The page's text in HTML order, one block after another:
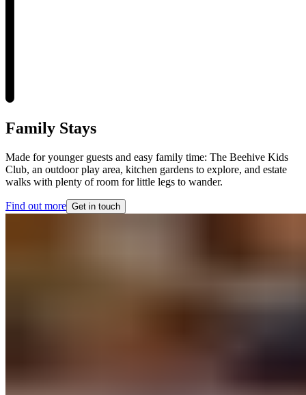
Family Stays​​​​‌ ‍ ​‍​‍‌‍ ‌ ​‍‌‍‍‌‌‍‌ ‌‍‍‌‌‍ ‍​‍​‍​ ‍‍​‍​‍‌ ​ ‌‍​‌‌‍ ‍‌‍‍‌‌ ‌​‌ ‍‌​‍ ‍‌‍‍‌‌‍ ​‍​‍​‍ ​​‍​‍‌‍‍​‌ ​‍‌‍‌‌‌‍‌‍​‍​‍​ ‍‍​‍​‍‌‍‍​‌ ‌​‌ ‌​‌ ​​‌ ​ ​ ‍‍​‍ ​‍ ‌‍ ​​‍ ‌‌‍​‌‌‍ ‍‌‍‌​​‍ ‌‌ ​‍​‍ ‌‌‍‍​‌‍ ‌ ‌​‌‍‌‌‌‍ ​‌ ​ ​‍ ‌‌ ​ ‌ ‌​‌ ‌‌‌‍‌​‌‍‍‌‌‍ ​‍ ‍‌ ‌‍‌‍‌‌‌ ​‍‌‍​ ‌‍‌‌‌‍ ​​‍ ‍‌‍​‌‌ ​​‌ ​​​‍ ‌‍‍‌‌‍ ‍‌ ‌​‌‍‌‌‌‍ ‍‌ ‌​​‍ ‌‍‌‌‌‍‌​‌‍‍‌‌ ‌​​‍ ‌‍ ‌‌‍ ‌‍‌​‌‍‌‌​ ‌‌ ​​‌ ​‍‌‍‌‌‌ ​ ‌‍‌‌‌‍ ‍‌ ‌​‌‍​‌‌ ‌​‌‍‍‌‌‍ ‌‍ ‍​ ‍ ‌‍‍‌‌‍‌​​ ‌​ ‌‌​ ‌ ​ ‌​​ ‍‌‌‍​ ‌‍‌‌‌‍​‍​ ‌ ​‍ ‌​ ​​​ ‍‌‌‍‌‍‌‍​ ​‍ ‌​ ‌​​ ​‍​ ‌‌​ ‌​​‍ ‌‌‍​‌​ ‌​​ ​ ​ ​‍​‍ ‌​ ‌​​ ​​​ ‌‌​ ‌‍‌‍​ ​ ‌ ​ ‌‌​ ‌ ‌‍​‌​ ‌‌‌‍​‌​ ‌ ​ ‍ ‌ ‌​‌ ‍‌‌ ​​‌‍‌‌​ ‌‌‍‍​‌‍ ‌ ‌​‌‍‌‌‌‍ ​‌‌​ ‌‍‍‌‌ ‌​‌‍‌‌‌‌​​‌‍​‌‌‍‌ ‌‍‌‌​ ‍ ‌ ​​‌‍​‌‌ ‌​‌‍‍​​ ‌‌ ​​‌‍​‌‌‍‌ ‌‍‌‌‌​​‍‌ ‌‌‌‍‍‌‌‍ ​‌‍‌​‌‍‌‌‌ ​‍​‍‌‌​ ‌‌‌​​‍‌‌ ‌‍‍ ‌‍‌‌‌ ‍‌​‍‌‌​ ​ ‌​‌​​‍‌‌​ ​ ‌​‌​​‍‌‌​ ​‍​ ​‍​ ‍‌‌‍‌‌‌‍‌​​ ‌‌​ ‌ ​ ‍‌‌‍‌​​ ‌​​ ​ ​ ​​​ ​‍​ ‍‌​‍‌‌​ ​‍​ ​‍​‍‌‌​ ‌‌‌​‌​​‍ ‍‌‍‍​‌‍‌‌‌‍​‌‌‍‌​‌‍‍‌‌‍ ‍‌‍‌ ​ ‌‍​‍‌‍​‌‌ ​ ‌‍‌‌‌‌‌‌‌ ​‍‌‍ ​​ ‌‌‍‍​‌ ‌​‌ ‌​‌ ​​‌ ​ ​‍‌‌​ ​ ‌​​‌​‍‌‌​ ​‍‌​‌‍​‍‌‌​ ​‍‌​‌‍‌‍ ​​‍ ‌‌‍​‌‌‍ ‍‌‍‌​​‍ ‌‌ ​‍​‍ ‌‌‍‍​‌‍ ‌ ‌​‌‍‌‌‌‍ ​‌ ​ ​‍ ‌‌ ​ ‌ ‌​‌ ‌‌‌‍‌​‌‍‍‌‌‍ ​‍ ‍‌ ‌‍‌‍‌‌‌ ​‍‌‍​ ‌‍‌‌‌‍ ​​‍ ‍‌‍​‌‌ ​​‌ ​​​‍‌‍‌‍‍‌‌‍‌​​ ‌​ ‌‌​ ‌ ​ ‌​​ ‍‌‌‍​ ‌‍‌‌‌‍​‍​ ‌ ​‍ ‌​ ​​​ ‍‌‌‍‌‍‌‍​ ​‍ ‌​ ‌​​ ​‍​ ‌‌​ ‌​​‍ ‌‌‍​‌​ ‌​​ ​ ​ ​‍​‍ ‌​ ‌​​ ​​​ ‌‌​ ‌‍‌‍​ ​ ‌ ​ ‌‌​ ‌ ‌‍​‌​ ‌‌‌‍​‌​ ‌ ​‍‌‍‌ ‌​‌ ‍‌‌ ​​‌‍‌‌​ ‌‌‍‍​‌‍ ‌ ‌​‌‍‌‌‌‍ ​‌‌​ ‌‍‍‌‌ ‌​‌‍‌‌‌‌​​‌‍​‌‌‍‌ ‌‍‌‌​‍‌‍‌ ​​‌‍​‌‌ ‌​‌‍‍​​ ‌‌ ​​‌‍​‌‌‍‌ ‌‍‌‌‌​​‍‌ ‌‌‌‍‍‌‌‍ ​‌‍‌​‌‍‌‌‌ ​‍​‍‌‌​ ‌‌‌​​‍‌‌ ‌‍‍ ‌‍‌‌‌ ‍‌​‍‌‌​ ​ ‌​‌​​‍‌‌​ ​ ‌​‌​​‍‌‌​ ​‍​ ​‍​ ‍‌‌‍‌‌‌‍‌​​ ‌‌​ ‌ ​ ‍‌‌‍‌​​ ‌​​ ​ ​ ​​​ ​‍​ ‍‌​‍‌‌​ ​‍​ ​‍​‍‌‌​ ‌‌‌​‌​​‍ ‍‌‍‍​‌‍‌‌‌‍​‌‌‍‌​‌‍‍‌‌‍ ‍‌‍‌ ​‍‌‍‌ ​​‌‍‌‌‌ ​‍‌ ​ ‌ ​​‌‍‌‌‌‍​ ‌ ‌​‌‍‍‌‌ ‌‍‌‍‌‌​ ‌‌ ​​‌ ‌‌‌‍​‍‌‍ ​‌‍‍‌‌ ​ ‌‍‍​‌‍‌‌‌‍‌​​‍​‍‌ ‌
Made for younger guests and easy family time: The Beehive Kids
Club, an outdoor play area, kitchen gardens to explore, and estate
walks with plenty of room for little legs to wander.​​​​‌ ‍ ​‍​‍‌‍ ‌ ​‍‌‍‍‌‌‍‌ ‌‍‍‌‌‍ ‍​‍​‍​ ‍‍​‍​‍‌ ​ ‌‍​‌‌‍ ‍‌‍‍‌‌ ‌​‌ ‍‌​‍ ‍‌‍‍‌‌‍ ​‍​‍​‍ ​​‍​‍‌‍‍​‌ ​‍‌‍‌‌‌‍‌‍​‍​‍​ ‍‍​‍​‍‌‍‍​‌ ‌​‌ ‌​‌ ​​‌ ​ ​ ‍‍​‍ ​‍ ‌‍ ​​‍ ‌‌‍​‌‌‍ ‍‌‍‌​​‍ ‌‌ ​‍​‍ ‌‌‍‍​‌‍ ‌ ‌​‌‍‌‌‌‍ ​‌ ​ ​‍ ‌‌ ​ ‌ ‌​‌ ‌‌‌‍‌​‌‍‍‌‌‍ ​‍ ‍‌ ‌‍‌‍‌‌‌ ​‍‌‍​ ‌‍‌‌‌‍ ​​‍ ‍‌‍​‌‌ ​​‌ ​​​‍ ‌‍‍‌‌‍ ‍‌ ‌​‌‍‌‌‌‍ ‍‌ ‌​​‍ ‌‍‌‌‌‍‌​‌‍‍‌‌ ‌​​‍ ‌‍ ‌‌‍ ‌‍‌​‌‍‌‌​ ‌‌ ​​‌ ​‍‌‍‌‌‌ ​ ‌‍‌‌‌‍ ‍‌ ‌​‌‍​‌‌ ‌​‌‍‍‌‌‍ ‌‍ ‍​ ‍ ‌‍‍‌‌‍‌​​ ‌​ ‌‌​ ‌ ​ ‌​​ ‍‌‌‍​ ‌‍‌‌‌‍​‍​ ‌ ​‍ ‌​ ​​​ ‍‌‌‍‌‍‌‍​ ​‍ ‌​ ‌​​ ​‍​ ‌‌​ ‌​​‍ ‌‌‍​‌​ ‌​​ ​ ​ ​‍​‍ ‌​ ‌​​ ​​​ ‌‌​ ‌‍‌‍​ ​ ‌ ​ ‌‌​ ‌ ‌‍​‌​ ‌‌‌‍​‌​ ‌ ​ ‍ ‌ ‌​‌ ‍‌‌ ​​‌‍‌‌​ ‌‌‍‍​‌‍ ‌ ‌​‌‍‌‌‌‍ ​‌‌​ ‌‍‍‌‌ ‌​‌‍‌‌‌‌​​‌‍​‌‌‍‌ ‌‍‌‌​ ‍ ‌ ​​‌‍​‌‌ ‌​‌‍‍​​ ‌‌ ​​‌‍​‌‌‍‌ ‌‍‌‌‌​​‍‌ ‌‌‌‍‍‌‌‍ ​‌‍‌​‌‍‌‌‌ ​‍​‍‌‌​ ‌‌‌​​‍‌‌ ‌‍‍ ‌‍‌‌‌ ‍‌​‍‌‌​ ​ ‌​‌​​‍‌‌​ ​ ‌​‌​​‍‌‌​ ​‍​ ​‍​ ‍‌‌‍‌‌‌‍‌​​ ‌‌​ ‌ ​ ‍‌‌‍‌​​ ‌​​ ​ ​ ​​​ ​‍​ ‍‌​‍‌‌​ ​‍​ ​‍​‍‌‌​ ‌‌‌​‌​​‍ ‍‌‍​‍‌‍ ‌‍‌​‌ ‍‌​ ‌‍​‍‌‍​‌‌ ​ ‌‍‌‌‌‌‌‌‌ ​‍‌‍ ​​ ‌‌‍‍​‌ ‌​‌ ‌​‌ ​​‌ ​ ​‍‌‌​ ​ ‌​​‌​‍‌‌​ ​‍‌​‌‍​‍‌‌​ ​‍‌​‌‍‌‍ ​​‍ ‌‌‍​‌‌‍ ‍‌‍‌​​‍ ‌‌ ​‍​‍ ‌‌‍‍​‌‍ ‌ ‌​‌‍‌‌‌‍ ​‌ ​ ​‍ ‌‌ ​ ‌ ‌​‌ ‌‌‌‍‌​‌‍‍‌‌‍ ​‍ ‍‌ ‌‍‌‍‌‌‌ ​‍‌‍​ ‌‍‌‌‌‍ ​​‍ ‍‌‍​‌‌ ​​‌ ​​​‍‌‍‌‍‍‌‌‍‌​​ ‌​ ‌‌​ ‌ ​ ‌​​ ‍‌‌‍​ ‌‍‌‌‌‍​‍​ ‌ ​‍ ‌​ ​​​ ‍‌‌‍‌‍‌‍​ ​‍ ‌​ ‌​​ ​‍​ ‌‌​ ‌​​‍ ‌‌‍​‌​ ‌​​ ​ ​ ​‍​‍ ‌​ ‌​​ ​​​ ‌‌​ ‌‍‌‍​ ​ ‌ ​ ‌‌​ ‌ ‌‍​‌​ ‌‌‌‍​‌​ ‌ ​‍‌‍‌ ‌​‌ ‍‌‌ ​​‌‍‌‌​ ‌‌‍‍​‌‍ ‌ ‌​‌‍‌‌‌‍ ​‌‌​ ‌‍‍‌‌ ‌​‌‍‌‌‌‌​​‌‍​‌‌‍‌ ‌‍‌‌​‍‌‍‌ ​​‌‍​‌‌ ‌​‌‍‍​​ ‌‌ ​​‌‍​‌‌‍‌ ‌‍‌‌‌​​‍‌ ‌‌‌‍‍‌‌‍ ​‌‍‌​‌‍‌‌‌ ​‍​‍‌‌​ ‌‌‌​​‍‌‌ ‌‍‍ ‌‍‌‌‌ ‍‌​‍‌‌​ ​ ‌​‌​​‍‌‌​ ​ ‌​‌​​‍‌‌​ ​‍​ ​‍​ ‍‌‌‍‌‌‌‍‌​​ ‌‌​ ‌ ​ ‍‌‌‍‌​​ ‌​​ ​ ​ ​​​ ​‍​ ‍‌​‍‌‌​ ​‍​ ​‍​‍‌‌​ ‌‌‌​‌​​‍ ‍‌‍​‍‌‍ ‌‍‌​‌ ‍‌​‍‌‍‌ ​​‌‍‌‌‌ ​‍‌ ​ ‌ ​​‌‍‌‌‌‍​ ‌ ‌​‌‍‍‌‌ ‌‍‌‍‌‌​ ‌‌ ​​‌ ‌‌‌‍​‍‌‍ ​‌‍‍‌‌ ​ ‌‍‍​‌‍‌‌‌‍‌​​‍​‍‌ ‌
Find out more​​​​‌ ‍ ​‍​‍‌‍ ‌ ​‍‌‍‍‌‌‍‌ ‌‍‍‌‌‍ ‍​‍​‍​ ‍‍​‍​‍‌ ​ ‌‍​‌‌‍ ‍‌‍‍‌‌ ‌​‌ ‍‌​‍ ‍‌‍‍‌‌‍ ​‍​‍​‍ ​​‍​‍‌‍‍​‌ ​‍‌‍‌‌‌‍‌‍​‍​‍​ ‍‍​‍​‍‌‍‍​‌ ‌​‌ ‌​‌ ​​‌ ​ ​ ‍‍​‍ ​‍ ‌‍ ​​‍ ‌‌‍​‌‌‍ ‍‌‍‌​​‍ ‌‌ ​‍​‍ ‌‌‍‍​‌‍ ‌ ‌​‌‍‌‌‌‍ ​‌ ​ ​‍ ‌‌ ​ ‌ ‌​‌ ‌‌‌‍‌​‌‍‍‌‌‍ ​‍ ‍‌ ‌‍‌‍‌‌‌ ​‍‌‍​ ‌‍‌‌‌‍ ​​‍ ‍‌‍​‌‌ ​​‌ ​​​‍ ‌‍‍‌‌‍ ‍‌ ‌​‌‍‌‌‌‍ ‍‌ ‌​​‍ ‌‍‌‌‌‍‌​‌‍‍‌‌ ‌​​‍ ‌‍ ‌‌‍ ‌‍‌​‌‍‌‌​ ‌‌ ​​‌ ​‍‌‍‌‌‌ ​ ‌‍‌‌‌‍ ‍‌ ‌​‌‍​‌‌ ‌​‌‍‍‌‌‍ ‌‍ ‍​ ‍ ‌‍‍‌‌‍‌​​ ‌​ ‌‌​ ‌ ​ ‌​​ ‍‌‌‍​ ‌‍‌‌‌‍​‍​ ‌ ​‍ ‌​ ​​​ ‍‌‌‍‌‍‌‍​ ​‍ ‌​ ‌​​ ​‍​ ‌‌​ ‌​​‍ ‌‌‍​‌​ ‌​​ ​ ​ ​‍​‍ ‌​ ‌​​ ​​​ ‌‌​ ‌‍‌‍​ ​ ‌ ​ ‌‌​ ‌ ‌‍​‌​ ‌‌‌‍​‌​ ‌ ​ ‍ ‌ ‌​‌ ‍‌‌ ​​‌‍‌‌​ ‌‌‍‍​‌‍ ‌ ‌​‌‍‌‌‌‍ ​‌‌​ ‌‍‍‌‌ ‌​‌‍‌‌‌‌​​‌‍​‌‌‍‌ ‌‍‌‌​ ‍ ‌ ​​‌‍​‌‌ ‌​‌‍‍​​ ‌‌ ​​‌‍​‌‌‍‌ ‌‍‌‌‌​​‍‌ ‌‌‌‍‍‌‌‍ ​‌‍‌​‌‍‌‌‌ ​‍​‍‌‌​ ‌‌‌​​‍‌‌ ‌‍‍ ‌‍‌‌‌ ‍‌​‍‌‌​ ​ ‌​‌​​‍‌‌​ ​ ‌​‌​​‍‌‌​ ​‍​ ​‍​ ‍‌‌‍‌‌‌‍‌​​ ‌‌​ ‌ ​ ‍‌‌‍‌​​ ‌​​ ​ ​ ​​​ ​‍​ ‍‌​‍‌‌​ ​‍​ ​‍​‍‌‌​ ‌‌‌​‌​​‍ ‍‌ ​​‌ ​‍‌‍‍‌‌‍ ‌‌‍​‌‌ ​‍‌ ‍‌‌​​ ‌ ‌​‌‍​‌​‍ ‍‌‍ ​‌‍​‌‌‍​‍‌‍‌‌‌‍ ​​ ‌‍​‍‌‍​‌‌ ​ ‌‍‌‌‌‌‌‌‌ ​‍‌‍ ​​ ‌‌‍‍​‌ ‌​‌ ‌​‌ ​​‌ ​ ​‍‌‌​ ​ ‌​​‌​‍‌‌​ ​‍‌​‌‍​‍‌‌​ ​‍‌​‌‍‌‍ ​​‍ ‌‌‍​‌‌‍ ‍‌‍‌​​‍ ‌‌ ​‍​‍ ‌‌‍‍​‌‍ ‌ ‌​‌‍‌‌‌‍ ​‌ ​ ​‍ ‌‌ ​ ‌ ‌​‌ ‌‌‌‍‌​‌‍‍‌‌‍ ​‍ ‍‌ ‌‍‌‍‌‌‌ ​‍‌‍​ ‌‍‌‌‌‍ ​​‍ ‍‌‍​‌‌ ​​‌ ​​​‍‌‍‌‍‍‌‌‍‌​​ ‌​ ‌‌​ ‌ ​ ‌​​ ‍‌‌‍​ ‌‍‌‌‌‍​‍​ ‌ ​‍ ‌​ ​​​ ‍‌‌‍‌‍‌‍​ ​‍ ‌​ ‌​​ ​‍​ ‌‌​ ‌​​‍ ‌‌‍​‌​ ‌​​ ​ ​ ​‍​‍ ‌​ ‌​​ ​​​ ‌‌​ ‌‍‌‍​ ​ ‌ ​ ‌‌​ ‌ ‌‍​‌​ ‌‌‌‍​‌​ ‌ ​‍‌‍‌ ‌​‌ ‍‌‌ ​​‌‍‌‌​ ‌‌‍‍​‌‍ ‌ ‌​‌‍‌‌‌‍ ​‌‌​ ‌‍‍‌‌ ‌​‌‍‌‌‌‌​​‌‍​‌‌‍‌ ‌‍‌‌​‍‌‍‌ ​​‌‍​‌‌ ‌​‌‍‍​​ ‌‌ ​​‌‍​‌‌‍‌ ‌‍‌‌‌​​‍‌ ‌‌‌‍‍‌‌‍ ​‌‍‌​‌‍‌‌‌ ​‍​‍‌‌​ ‌‌‌​​‍‌‌ ‌‍‍ ‌‍‌‌‌ ‍‌​‍‌‌​ ​ ‌​‌​​‍‌‌​ ​ ‌​‌​​‍‌‌​ ​‍​ ​‍​ ‍‌‌‍‌‌‌‍‌​​ ‌‌​ ‌ ​ ‍‌‌‍‌​​ ‌​​ ​ ​ ​​​ ​‍​ ‍‌​‍‌‌​ ​‍​ ​‍​‍‌‌​ ‌‌‌​‌​​‍ ‍‌ ​​‌ ​‍‌‍‍‌‌‍ ‌‌‍​‌‌ ​‍‌ ‍‌‌​​ ‌ ‌​‌‍​‌​‍ ‍‌‍ ​‌‍​‌‌‍​‍‌‍‌‌‌‍ ​​‍‌‍‌ ​​‌‍‌‌‌ ​‍‌ ​ ‌ ​​‌‍‌‌‌‍​ ‌ ‌​‌‍‍‌‌ ‌‍‌‍‌‌​ ‌‌ ​​‌ ‌‌‌‍​‍‌‍ ​‌‍‍‌‌ ​ ‌‍‍​‌‍‌‌‌‍‌​​‍​‍‌ ‌ Get in touch​​​​‌ ‍ ​‍​‍‌‍ ‌ ​‍‌‍‍‌‌‍‌ ‌‍‍‌‌‍ ‍​‍​‍​ ‍‍​‍​‍‌ ​ ‌‍​‌‌‍ ‍‌‍‍‌‌ ‌​‌ ‍‌​‍ ‍‌‍‍‌‌‍ ​‍​‍​‍ ​​‍​‍‌‍‍​‌ ​‍‌‍‌‌‌‍‌‍​‍​‍​ ‍‍​‍​‍‌‍‍​‌ ‌​‌ ‌​‌ ​​‌ ​ ​ ‍‍​‍ ​‍ ‌‍ ​​‍ ‌‌‍​‌‌‍ ‍‌‍‌​​‍ ‌‌ ​‍​‍ ‌‌‍‍​‌‍ ‌ ‌​‌‍‌‌‌‍ ​‌ ​ ​‍ ‌‌ ​ ‌ ‌​‌ ‌‌‌‍‌​‌‍‍‌‌‍ ​‍ ‍‌ ‌‍‌‍‌‌‌ ​‍‌‍​ ‌‍‌‌‌‍ ​​‍ ‍‌‍​‌‌ ​​‌ ​​​‍ ‌‍‍‌‌‍ ‍‌ ‌​‌‍‌‌‌‍ ‍‌ ‌​​‍ ‌‍‌‌‌‍‌​‌‍‍‌‌ ‌​​‍ ‌‍ ‌‌‍ ‌‍‌​‌‍‌‌​ ‌‌ ​​‌ ​‍‌‍‌‌‌ ​ ‌‍‌‌‌‍ ‍‌ ‌​‌‍​‌‌ ‌​‌‍‍‌‌‍ ‌‍ ‍​ ‍ ‌‍‍‌‌‍‌​​ ‌​ ‌‌​ ‌ ​ ‌​​ ‍‌‌‍​ ‌‍‌‌‌‍​‍​ ‌ ​‍ ‌​ ​​​ ‍‌‌‍‌‍‌‍​ ​‍ ‌​ ‌​​ ​‍​ ‌‌​ ‌​​‍ ‌‌‍​‌​ ‌​​ ​ ​ ​‍​‍ ‌​ ‌​​ ​​​ ‌‌​ ‌‍‌‍​ ​ ‌ ​ ‌‌​ ‌ ‌‍​‌​ ‌‌‌‍​‌​ ‌ ​ ‍ ‌ ‌​‌ ‍‌‌ ​​‌‍‌‌​ ‌‌‍‍​‌‍ ‌ ‌​‌‍‌‌‌‍ ​‌‌​ ‌‍‍‌‌ ‌​‌‍‌‌‌‌​​‌‍​‌‌‍‌ ‌‍‌‌​ ‍ ‌ ​​‌‍​‌‌ ‌​‌‍‍​​ ‌‌ ​​‌‍​‌‌‍‌ ‌‍‌‌‌​​‍‌ ‌‌‌‍‍‌‌‍ ​‌‍‌​‌‍‌‌‌ ​‍​‍‌‌​ ‌‌‌​​‍‌‌ ‌‍‍ ‌‍‌‌‌ ‍‌​‍‌‌​ ​ ‌​‌​​‍‌‌​ ​ ‌​‌​​‍‌‌​ ​‍​ ​‍​ ‍‌‌‍‌‌‌‍‌​​ ‌‌​ ‌ ​ ‍‌‌‍‌​​ ‌​​ ​ ​ ​​​ ​‍​ ‍‌​‍‌‌​ ​‍​ ​‍​‍‌‌​ ‌‌‌​‌​​‍ ‍‌ ​ ‌‍‌‌‌‍​ ‌‍ ‌‍ ‍‌‍‌​‌‍​‌‌ ​‍‌ ‍‌‌​​ ‌ ‌​‌‍​‌​‍ ‍‌‍ ​‌‍​‌‌‍​‍‌‍‌‌‌‍ ​​ ‌‍​‍‌‍​‌‌ ​ ‌‍‌‌‌‌‌‌‌ ​‍‌‍ ​​ ‌‌‍‍​‌ ‌​‌ ‌​‌ ​​‌ ​ ​‍‌‌​ ​ ‌​​‌​‍‌‌​ ​‍‌​‌‍​‍‌‌​ ​‍‌​‌‍‌‍ ​​‍ ‌‌‍​‌‌‍ ‍‌‍‌​​‍ ‌‌ ​‍​‍ ‌‌‍‍​‌‍ ‌ ‌​‌‍‌‌‌‍ ​‌ ​ ​‍ ‌‌ ​ ‌ ‌​‌ ‌‌‌‍‌​‌‍‍‌‌‍ ​‍ ‍‌ ‌‍‌‍‌‌‌ ​‍‌‍​ ‌‍‌‌‌‍ ​​‍ ‍‌‍​‌‌ ​​‌ ​​​‍‌‍‌‍‍‌‌‍‌​​ ‌​ ‌‌​ ‌ ​ ‌​​ ‍‌‌‍​ ‌‍‌‌‌‍​‍​ ‌ ​‍ ‌​ ​​​ ‍‌‌‍‌‍‌‍​ ​‍ ‌​ ‌​​ ​‍​ ‌‌​ ‌​​‍ ‌‌‍​‌​ ‌​​ ​ ​ ​‍​‍ ‌​ ‌​​ ​​​ ‌‌​ ‌‍‌‍​ ​ ‌ ​ ‌‌​ ‌ ‌‍​‌​ ‌‌‌‍​‌​ ‌ ​‍‌‍‌ ‌​‌ ‍‌‌ ​​‌‍‌‌​ ‌‌‍‍​‌‍ ‌ ‌​‌‍‌‌‌‍ ​‌‌​ ‌‍‍‌‌ ‌​‌‍‌‌‌‌​​‌‍​‌‌‍‌ ‌‍‌‌​‍‌‍‌ ​​‌‍​‌‌ ‌​‌‍‍​​ ‌‌ ​​‌‍​‌‌‍‌ ‌‍‌‌‌​​‍‌ ‌‌‌‍‍‌‌‍ ​‌‍‌​‌‍‌‌‌ ​‍​‍‌‌​ ‌‌‌​​‍‌‌ ‌‍‍ ‌‍‌‌‌ ‍‌​‍‌‌​ ​ ‌​‌​​‍‌‌​ ​ ‌​‌​​‍‌‌​ ​‍​ ​‍​ ‍‌‌‍‌‌‌‍‌​​ ‌‌​ ‌ ​ ‍‌‌‍‌​​ ‌​​ ​ ​ ​​​ ​‍​ ‍‌​‍‌‌​ ​‍​ ​‍​‍‌‌​ ‌‌‌​‌​​‍ ‍‌ ​ ‌‍‌‌‌‍​ ‌‍ ‌‍ ‍‌‍‌​‌‍​‌‌ ​‍‌ ‍‌‌​​ ‌ ‌​‌‍​‌​‍ ‍‌‍ ​‌‍​‌‌‍​‍‌‍‌‌‌‍ ​​‍‌‍‌ ​​‌‍‌‌‌ ​‍‌ ​ ‌ ​​‌‍‌‌‌‍​ ‌ ‌​‌‍‍‌‌ ‌‍‌‍‌‌​ ‌‌ ​​‌ ‌‌‌‍​‍‌‍ ​‌‍‍‌‌ ​ ‌‍‍​‌‍‌‌‌‍‌​​‍​‍‌ ‌